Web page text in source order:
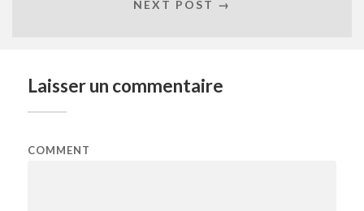
NEXT POST →
Laisser un commentaire
COMMENT